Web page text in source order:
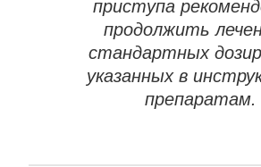
приступа
продолжить
стандартных
указанных в
препаратам.